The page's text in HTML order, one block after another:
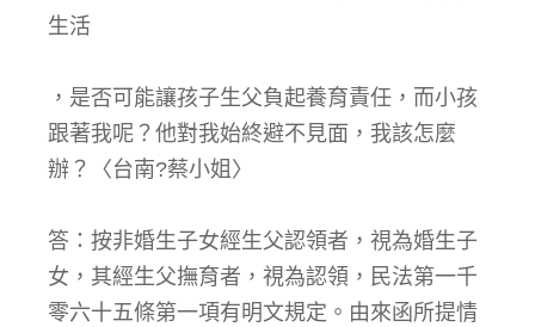
生活
，是否可能讓孩子生父負起養育責任，而小孩
跟著我呢？他對我始終避不見面，我該怎麼
辦？〈台南?蔡小姐〉
答：按非婚生子女經生父認領者，視為婚生子
女，其經生父撫育者，視為認領，民法第一千
零六十五條第一項有明文規定。由來函所提情